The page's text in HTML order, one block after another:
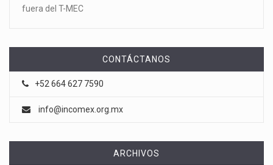
fuera del T-MEC
CONTÁCTANOS
+52 664 627 7590
info@incomex.org.mx
ARCHIVOS